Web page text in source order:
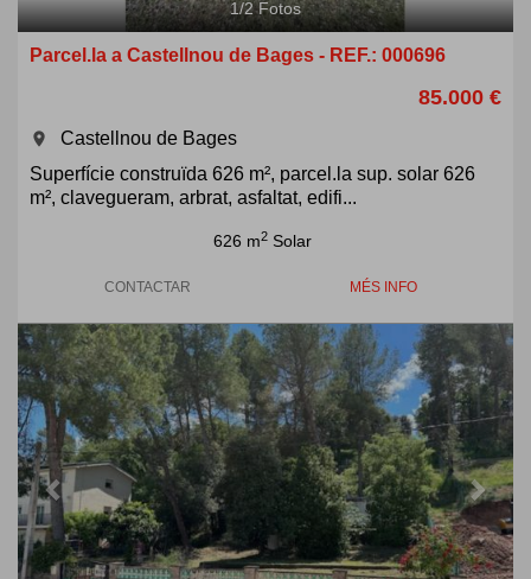
1/2Fotos
Parcel.la a Castellnou de Bages - REF.: 000696
85.000 €
room
Castellnou de Bages
Superfície construïda 626 m², parcel.la sup. solar 626
m², clavegueram, arbrat, asfaltat, edifi...
626 m2 Solar
CONTACTAR MÉS INFO
Previous Next